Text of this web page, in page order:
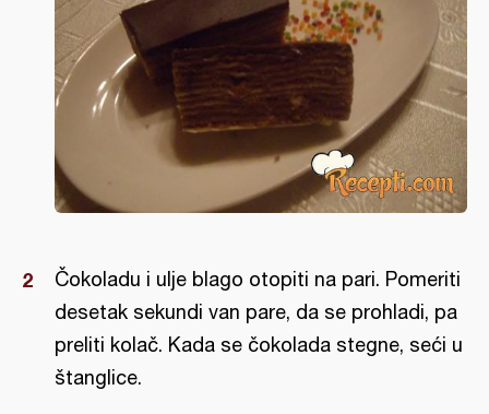
Čokoladu i ulje blago otopiti na pari. Pomeriti
desetak sekundi van pare, da se prohladi, pa
preliti kolač. Kada se čokolada stegne, seći u
štanglice.